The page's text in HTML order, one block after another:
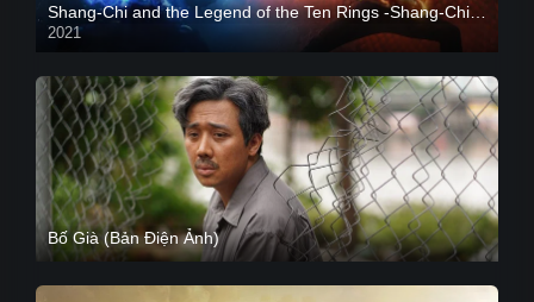
Shang-Chi and the Legend of the Ten Rings -Shang-Chi và huyền thoại Thập Luân
2021
CAM
Bố Già (Bản Điện Ảnh)